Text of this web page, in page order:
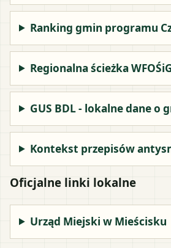
Ranking gmin programu
Regionalna ścieżka
GUS BDL - lokalne dane o
Kontekst przepisów
Oficjalne linki lokalne
Urząd Miejski w Mieścisku